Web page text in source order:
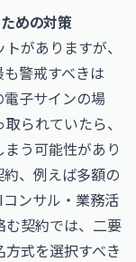
めの対策
がありますが、
警戒すべきは
電子サインの場
られていたら、
う可能性があり
、例えば多額の
コンサル・業務活
む契約では、二要
式を選択すべき